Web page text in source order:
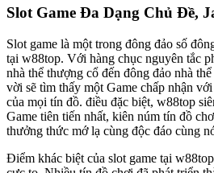
Slot Game Đa Dạng Chủ Đề,
Slot game là một trong đông đảo số
tại w88top. Với hàng chục nguyên tắc
nhà thể thượng cổ đến đông đảo nhà
vời sẽ tìm thấy một Game chấp nhận
của mọi tín đồ. điều đặc biệt, w88top
Game tiên tiến nhất, kiên núm tín đồ
thưởng thức mớ lạ cùng độc đáo cùng
Điểm khác biệt của slot game tại